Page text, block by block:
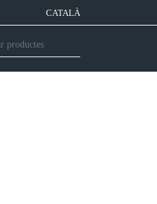
CATALÀ